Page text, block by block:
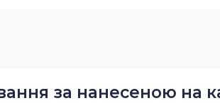
за нанесеною на